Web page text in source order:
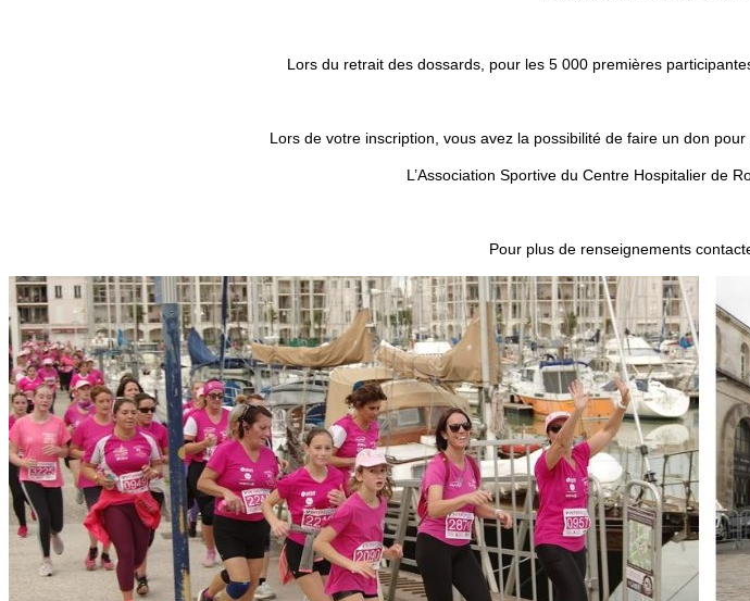
Lors du retrait des dossards, pour les 5 000 premières
Lors de votre inscription, vous avez la possibilité de faire un don
L’Association Sportive du Centre Hospitalier de
Pour plus de renseignements